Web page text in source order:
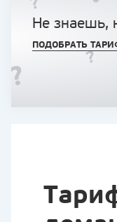
Не знаешь,
ПОДОБРАТЬ